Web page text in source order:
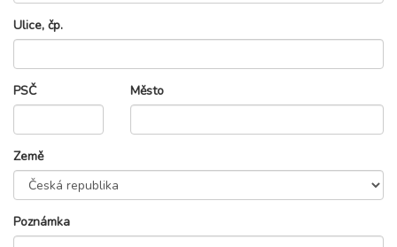
Ulice, čp.
PSČ Město
Země
Poznámka